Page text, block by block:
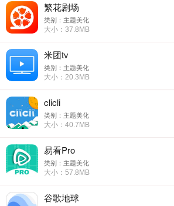
繁花剧场
类别：主题美化
大小：37.8MB
米团tv
类别：主题美化
大小：20.3MB
clicli
类别：主题美化
大小：40.7MB
易看Pro
类别：主题美化
大小：57.8MB
谷歌地球